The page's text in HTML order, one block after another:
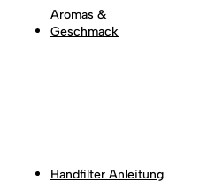
Aromas &
Geschmack
Handfilter Anleitung